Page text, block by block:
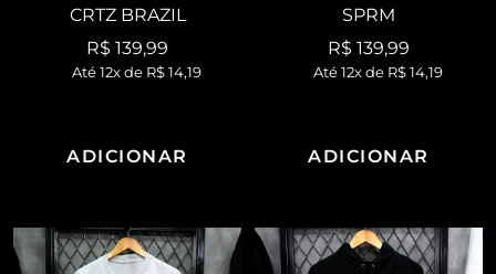
CRTZ BRAZIL
Preço
promocional
R$ 139,99
Até 12x de R$ 14,19
ADICIONAR
SPRM
Preço
promocional
R$ 139,99
Até 12x de R$ 14,19
ADICIONAR